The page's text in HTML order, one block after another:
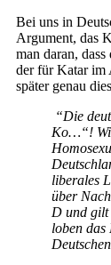
Bei uns in
Argument, das
man daran,
der für Katar im
später genau
“Die
Ko…“!
liberales
über
D und
loben